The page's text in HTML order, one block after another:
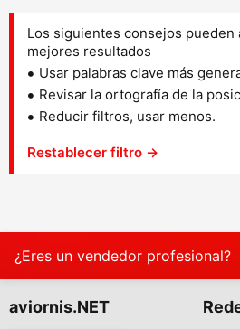
Los siguientes consejos
mejores resultados
Usar palabras clave más
Revisar la ortografía de la
Reducir filtros, usar menos.
Restablecer filtro →
¿Eres un vendedor profesional?
aviornis.NET